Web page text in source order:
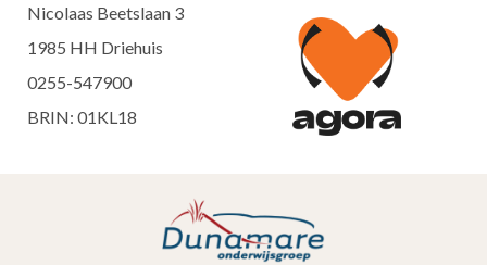
Nicolaas Beetslaan 3
1985 HH Driehuis
0255-547900
BRIN: 01KL18